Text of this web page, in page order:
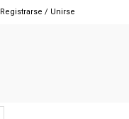
Registrarse / Unirse